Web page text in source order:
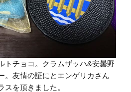
トチョコ。クラムザッハ&安曇野
。友情の証にとエンゲリカさん
を頂きました。